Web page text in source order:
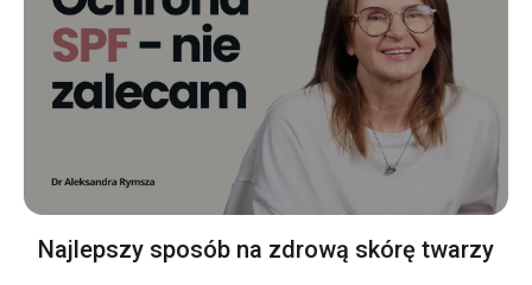
Najlepszy sposób na zdrową skórę twarzy